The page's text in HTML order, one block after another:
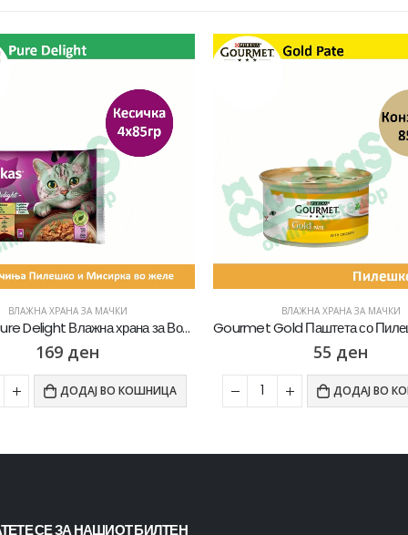
ВЛАЖНА ХРАНА ЗА МАЧКИ
Gourmet Gold Паштета со Пилешко [Конзерва 85гр]
55 ден
ДОДАЈ ВО КОШНИЦА
ВЛАЖНА ХРАНА ЗА МАЧКИ
44 ден
ДОДАЈ ВО
СЕ ЗА НАШИОТ БИЛТЕН